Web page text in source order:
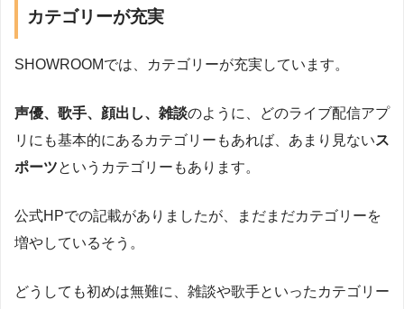
カテゴリーが充実
SHOWROOMでは、カテゴリーが充実しています。
声優、歌手、顔出し、雑談のように、どのライブ配信アプ
リにも基本的にあるカテゴリーもあれば、あまり見ないス
ポーツというカテゴリーもあります。
公式HPでの記載がありましたが、まだまだカテゴリーを
増やしているそう。
どうしても初めは無難に、雑談や歌手といったカテゴリー